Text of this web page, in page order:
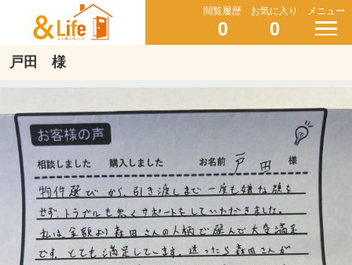
閲覧履歴
0
お気に入り
0
メニュー
戸田 様